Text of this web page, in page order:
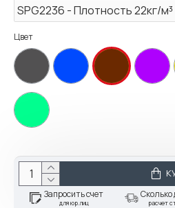
Цвет
Запросить счет
для юр.лиц
Сколько
расчет